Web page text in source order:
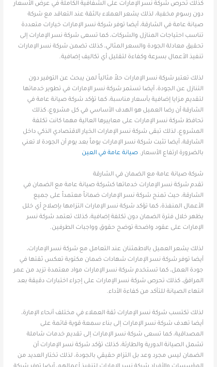
كذلك تحرص شركة نسر الإمارات على الشفافية الكاملة في عرض الأسعار
دون رسوم مخفية، لذلك يشعر العملاء بالثقة عند التعاقد مع شركة
صيانة عامة في الشارقة، أيضا توفر شركة نسر الإمارات خيارات متعددة
تناسب احتياجات المنازل والشركات، كما تسعى شركة نسر الإمارات إلى
تحقيق معادلة الجودة والسعر المثالي، كذلك تضمن شركة نسر الإمارات
تنفيذ الأعمال بسرعة وكفاءة لتقليل أي تكاليف إضافية.
لذلك تعتبر شركة نسر الإمارات حلاً مثالياً لمن يبحث عن التوفير دون
التنازل عن الجودة، أيضا تستمر شركة نسر الإمارات في تطوير خدماتها
لتقديم مزايا إضافية بأسعار مناسبة، كما تؤكد شركة صيانة عامة في
الشارقة أن رضا العميل هو الهدف الأساسي في كل مشروع، كذلك
تحافظ شركة نسر الإمارات على معاييرها العالية مهما كانت تكلفة
المشروع، لذلك تبقى شركة نسر الإمارات الخيار الاقتصادي الذكي داخل
الشارقة، أيضا تثبت شركة نسر الإمارات يوماً بعد يوم أن الجودة لا تعني
بالضرورة ارتفاع الأسعار. صيانة عامة في العين
شركة صيانة عامة مع الضمان في الشارقة
تقدم شركة نسر الإمارات خدماتها كشركة صيانة عامة مع الضمان في
الشارقة، حيث تمنح شركة نسر الإمارات ضماناً معتمداً على جميع
الأعمال المنفذة، كما تؤكد شركة نسر الإمارات التزامها بإصلاح أي خلل
يظهر خلال فترة الضمان دون تكلفة إضافية، كذلك تعتمد شركة نسر
الإمارات على عقود واضحة توضح حقوق وواجبات الطرفين.
لذلك يشعر العميل بالاطمئنان عند التعامل مع شركة نسر الإمارات،
أيضا توفر شركة نسر الإمارات شهادات ضمان مكتوبة تعكس ثقتها في
جودة العمل، كما تستخدم شركة نسر الإمارات مواد معتمدة تزيد من عمر
المرافق، كذلك تحرص شركة نسر الإمارات على إجراء اختبارات دقيقة بعد
انتهاء الصيانة للتأكد من كفاءة الأداء.
لذلك تكتسب شركة نسر الإمارات ثقة العملاء في مختلف أنحاء الإمارة،
أيضا تهدف شركة نسر الإمارات إلى بناء سمعة قوية قائمة على
المصداقية، كما تسعى شركة نسر الإمارات إلى تقديم خدمات شاملة
تشمل الصيانة الدورية والطارئة، كذلك تؤكد شركة نسر الإمارات أن
الضمان ليس مجرد وعد بل التزام حقيقي بالجودة، لذلك تختار العديد من